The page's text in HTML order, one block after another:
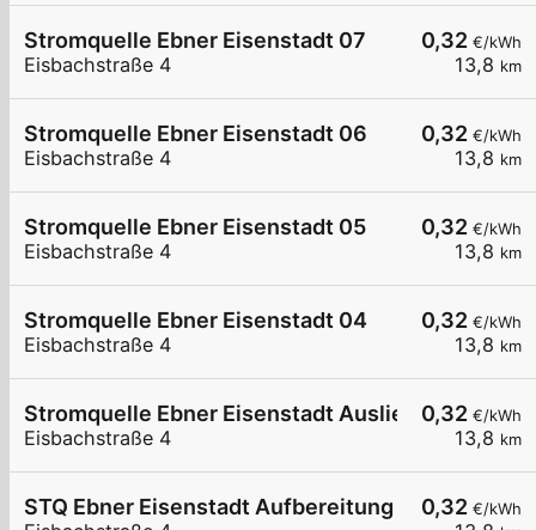
0,32 €/kWh
13,8 km
Stromquelle Ebner Eisenstadt 07
Eisbachstraße 4
0,32 €/kWh
13,8 km
Stromquelle Ebner Eisenstadt 06
Eisbachstraße 4
0,32 €/kWh
13,8 km
Stromquelle Ebner Eisenstadt 05
Eisbachstraße 4
0,32 €/kWh
13,8 km
Stromquelle Ebner Eisenstadt 04
Eisbachstraße 4
0,32 €/kWh
13,8 km
Stromquelle Ebner Eisenstadt Auslieferung
Eisbachstraße 4
0,32 €/kWh
STQ Ebner Eisenstadt Aufbereitung 1